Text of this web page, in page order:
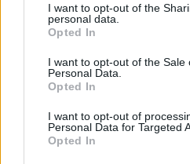
I want to opt-out of the
personal data.
Opted In
I want to opt-out of the Sale
Personal Data.
Opted In
I want to opt-out of
Personal Data for Targeted
Opted In
Az előfizetés a következőket
Portfolio.hu teljes
kötéslistái